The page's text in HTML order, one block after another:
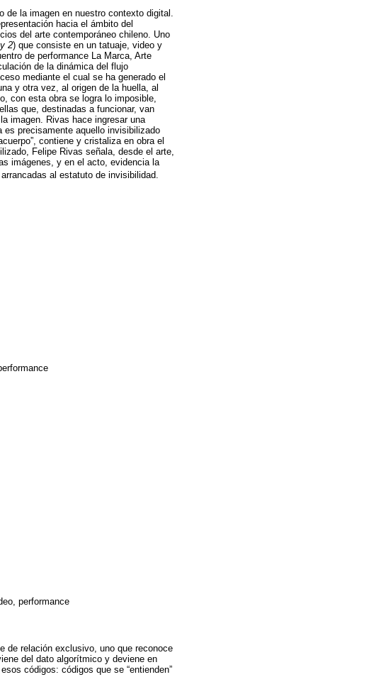
de la imagen en nuestro contexto digital.
hacia el ámbito del
del arte contemporáneo chileno. Uno
2) que consiste en un tatuaje, video y
de performance La Marca, Arte
de la dinámica del flujo
mediante el cual se ha generado el
y otra vez, al origen de la huella, al
con esta obra se logra lo imposible,
que, destinadas a funcionar, van
imagen. Rivas hace ingresar una
precisamente aquello invisibilizado
contiene y cristaliza en obra el
Felipe Rivas señala, desde el arte,
imágenes, y en el acto, evidencia la
al estatuto de invisibilidad.
performance
de relación exclusivo, uno que reconoce
del dato algorítmico y deviene en
códigos: códigos que se “entienden”